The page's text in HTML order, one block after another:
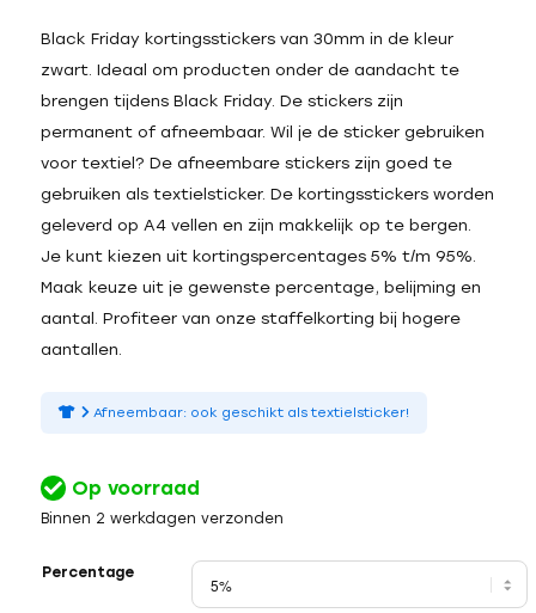
Black Friday kortingsstickers van 30mm in de kleur
zwart. Ideaal om producten onder de aandacht te
brengen tijdens Black Friday. De stickers zijn
permanent of afneembaar. Wil je de sticker gebruiken
voor textiel? De afneembare stickers zijn goed te
gebruiken als textielsticker. De kortingsstickers worden
geleverd op A4 vellen en zijn makkelijk op te bergen.
Je kunt kiezen uit kortingspercentages 5% t/m 95%.
Maak keuze uit je gewenste percentage, belijming en
aantal. Profiteer van onze staffelkorting bij hogere
aantallen.
Afneembaar: ook geschikt als textielsticker!
Op voorraad
Binnen 2 werkdagen verzonden
Percentage